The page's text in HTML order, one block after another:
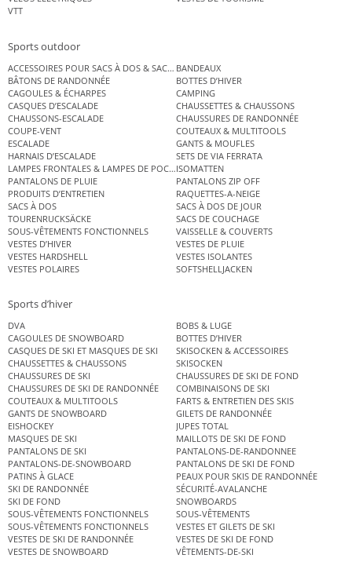
VTT
Sports outdoor
ACCESSOIRES POUR SACS À DOS & SACS ÉTANCHES
BANDEAUX
BÂTONS DE RANDONNÉE
BOTTES D’HIVER
CAGOULES & ÉCHARPES
CAMPING
CASQUES D’ESCALADE
CHAUSSETTES & CHAUSSONS
CHAUSSONS-ESCALADE
CHAUSSURES DE RANDONNÉE
COUPE-VENT
COUTEAUX & MULTITOOLS
ESCALADE
GANTS & MOUFLES
HARNAIS D’ESCALADE
SETS DE VIA FERRATA
LAMPES FRONTALES & LAMPES DE POCHEISOMATTEN
PANTALONS DE PLUIE
PANTALONS ZIP OFF
PRODUITS D’ENTRETIEN
RAQUETTES-A-NEIGE
SACS À DOS
SACS À DOS DE JOUR
TOURENRUCKSÄCKE
SACS DE COUCHAGE
SOUS-VÊTEMENTS FONCTIONNELS
VAISSELLE & COUVERTS
VESTES D’HIVER
VESTES DE PLUIE
VESTES HARDSHELL
VESTES ISOLANTES
VESTES POLAIRES
SOFTSHELLJACKEN
Sports d’hiver
DVA
BOBS & LUGE
CAGOULES DE SNOWBOARD
BOTTES D’HIVER
CASQUES DE SKI ET MASQUES DE SKI
SKISOCKEN & ACCESSOIRES
CHAUSSETTES & CHAUSSONS
SKISOCKEN
CHAUSSURES DE SKI
CHAUSSURES DE SKI DE FOND
CHAUSSURES DE SKI DE RANDONNÉE
COMBINAISONS DE SKI
COUTEAUX & MULTITOOLS
FARTS & ENTRETIEN DES SKIS
GANTS DE SNOWBOARD
GILETS DE RANDONNÉE
EISHOCKEY
JUPES TOTAL
MASQUES DE SKI
MAILLOTS DE SKI DE FOND
PANTALONS DE SKI
PANTALONS-DE-RANDONNEE
PANTALONS-DE-SNOWBOARD
PANTALONS DE SKI DE FOND
PATINS À GLACE
PEAUX POUR SKIS DE RANDONNÉE
SKI DE RANDONNÉE
SÉCURITÉ-AVALANCHE
SKI DE FOND
SNOWBOARDS
SOUS-VÊTEMENTS FONCTIONNELS
SOUS-VÊTEMENTS
SOUS-VÊTEMENTS FONCTIONNELS
VESTES ET GILETS DE SKI
VESTES DE SKI DE RANDONNÉE
VESTES DE SKI DE FOND
VESTES DE SNOWBOARD
VÊTEMENTS-DE-SKI